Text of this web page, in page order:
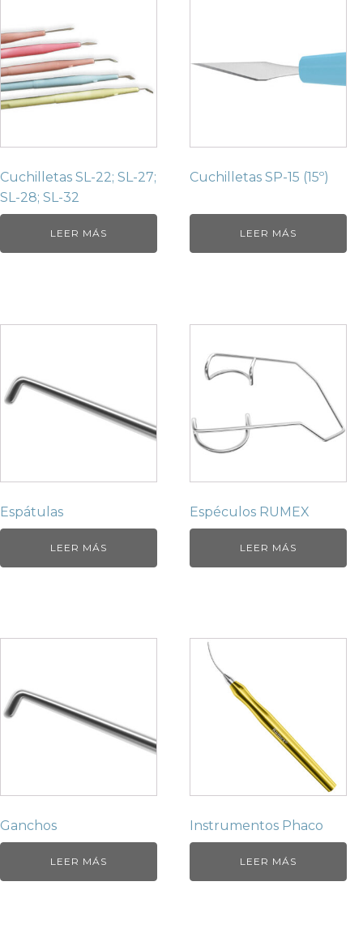
Cuchilletas SL-22; SL-27;
SL-28; SL-32
LEER MÁS
Cuchilletas SP-15 (15º)
LEER MÁS
Espátulas
LEER MÁS
Espéculos RUMEX
LEER MÁS
Ganchos
LEER MÁS
Instrumentos Phaco
LEER MÁS